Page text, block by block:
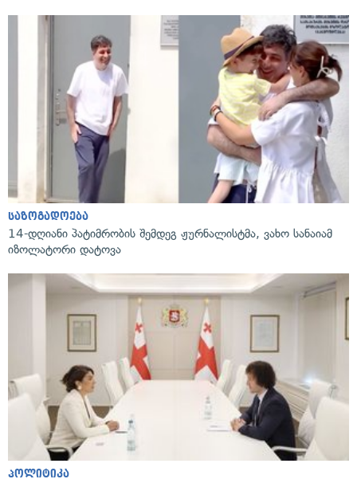
საზოგადოება
14-დღიანი პატიმრობის შემდეგ ჟურნალისტმა, ვახო სანაიამ
იზოლატორი დატოვა
პოლიტიკა